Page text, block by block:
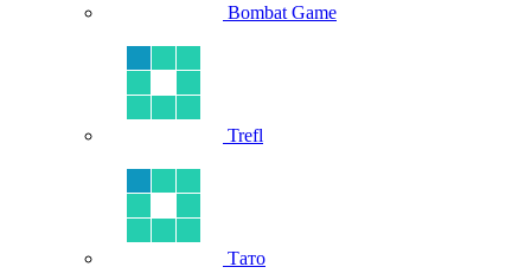
Bombat Game
Trefl
Тато